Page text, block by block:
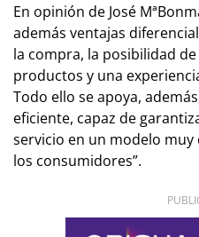
En opinión de José
además ventajas
la compra, la posibilidad
productos y una
Todo ello se apoya,
eficiente, capaz de
servicio en un modelo
los consumidores”.